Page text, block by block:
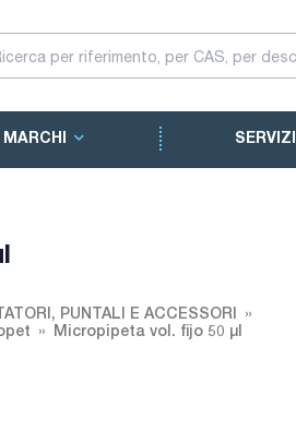
MARCHI SERVIZI
PUNTALI E ACCESSORI
Micropipeta vol. fijo 50 µl